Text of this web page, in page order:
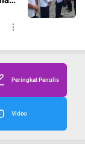
Peringkat Penulis
Video